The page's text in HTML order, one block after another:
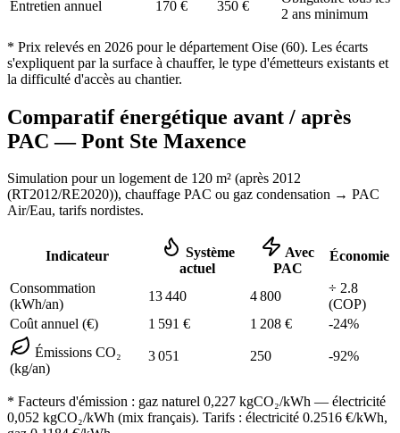
Entretien annuel 170 € 350 €
2 ans minimum
* Prix relevés en 2026 pour le département Oise (60). Les écarts
s'expliquent par la surface à chauffer, le type d'émetteurs existants et
la difficulté d'accès au chantier.
Comparatif énergétique avant / après
PAC —Pont Ste Maxence
Simulation pour un logement de 120 m² (après 2012
(RT2012/RE2020)), chauffage PAC ou gaz condensation → PAC
Air/Eau, tarifs nordistes.
Indicateur
Système
actuel
Avec
PAC
Économie
Consommation
(kWh/an)
13 440 4 800
÷ 2.8
(COP)
Coût annuel (€)
1 591 € 1 208 € -24%
Émissions CO₂
(kg/an)
3 051 250 -92%
* Facteurs d'émission : gaz naturel 0,227 kgCO₂/kWh — électricité
0,052 kgCO₂/kWh (mix français). Tarifs : électricité 0.2516 €/kWh,